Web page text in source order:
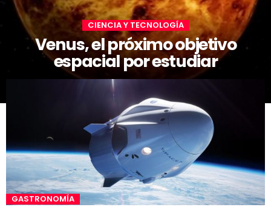
CIENCIA Y TECNOLOGÍA
Venus, el próximo objetivo
espacial por estudiar
GASTRONOMÍA